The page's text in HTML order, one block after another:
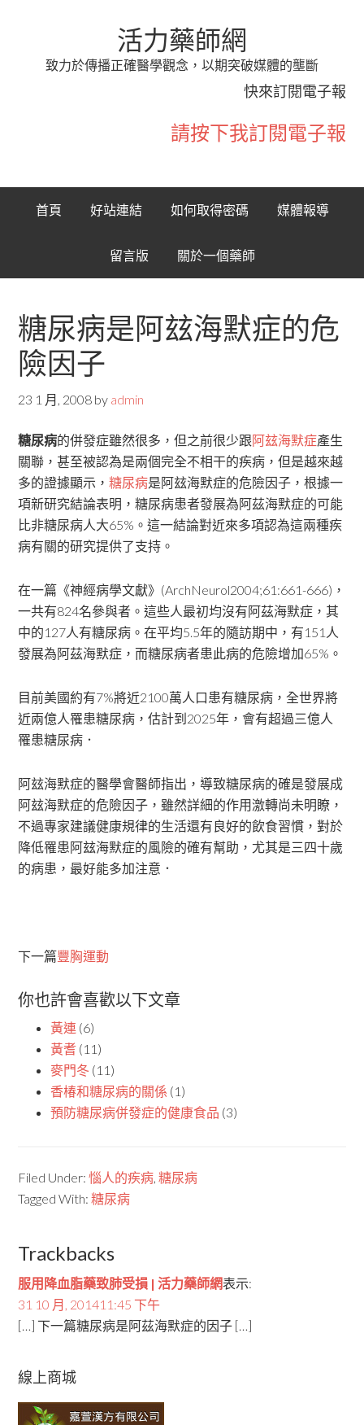
活力藥師網
致力於傳播正確醫學觀念，以期突破媒體的壟斷
快來訂閱電子報
請按下我訂閱電子報
首頁 好站連結 如何取得密碼 媒體報導
留言版 關於一個藥師
糖尿病是阿玆海默症的危
險因子
23 1 月, 2008 by admin
糖尿病的併發症雖然很多，但之前很少跟阿玆海默症產生
關聯，甚至被認為是兩個完全不相干的疾病，但是越來越
多的證據顯示，糖尿病是阿玆海默症的危險因子，根據一
項新研究結論表明，糖尿病患者發展為阿茲海默症的可能
比非糖尿病人大65%。這一結論對近來多項認為這兩種疾
病有關的研究提供了支持。
在一篇《神經病學文獻》(ArchNeurol2004;61:661-666)，
一共有824名參與者。這些人最初均沒有阿茲海默症，其
中的127人有糖尿病。在平均5.5年的隨訪期中，有151人
發展為阿茲海默症，而糖尿病者患此病的危險增加65%。
目前美國約有7%將近2100萬人口患有糖尿病，全世界將
近兩億人罹患糖尿病，估計到2025年，會有超過三億人
罹患糖尿病．
阿玆海默症的醫學會醫師指出，導致糖尿病的確是發展成
阿玆海默症的危險因子，雖然詳細的作用激轉尚未明瞭，
不過專家建議健康規律的生活還有良好的飲食習慣，對於
降低罹患阿玆海默症的風險的確有幫助，尤其是三四十歲
的病患，最好能多加注意．
下一篇豐胸運動
你也許會喜歡以下文章
黃連 (6)
黃耆 (11)
麥門冬 (11)
香椿和糖尿病的關係 (1)
預防糖尿病併發症的健康食品 (3)
Filed Under:惱人的疾病,糖尿病
Tagged With:糖尿病
Trackbacks
服用降血脂藥致肺受損 | 活力藥師網表示:
31 10 月, 201411:45 下午
[…] 下一篇糖尿病是阿茲海默症的因子 […]
線上商城